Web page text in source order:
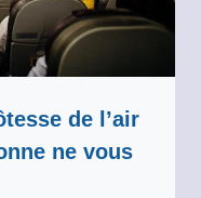
de l’air
ne vous